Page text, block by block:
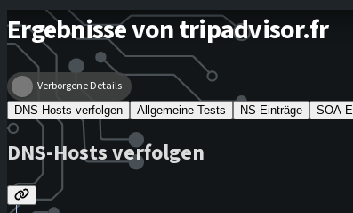
Ergebnisse von tripadvisor.fr
Verborgene Details
DNS-Hosts verfolgen Allgemeine Tests NS-Einträge SOA-
DNS-Hosts verfolgen